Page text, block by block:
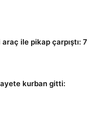
ile pikap çarpıştı: 7
kurban gitti: